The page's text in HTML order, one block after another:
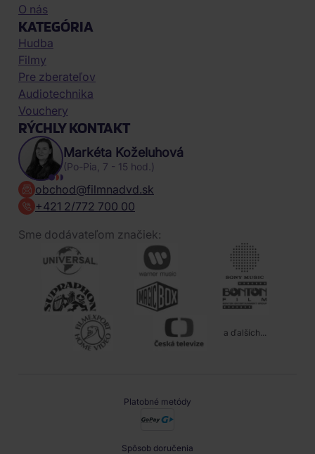
O nás
KATEGÓRIA
Hudba
Filmy
Pre zberateľov
Audiotechnika
Vouchery
RÝCHLY KONTAKT
Markéta Koželuhová
(Po-Pia, 7 - 15 hod.)
obchod@filmnadvd.sk
+421 2/772 700 00
Sme dodávateľom značiek:
a ďalších...
Platobné metódy
Spôsob doručenia